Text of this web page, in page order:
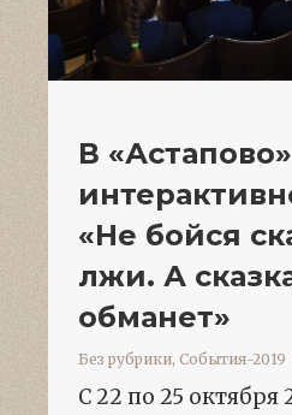
В
«Не бойся
лжи. А
обманет»
Без рубрики, События-2019
С 22 по 25 октября